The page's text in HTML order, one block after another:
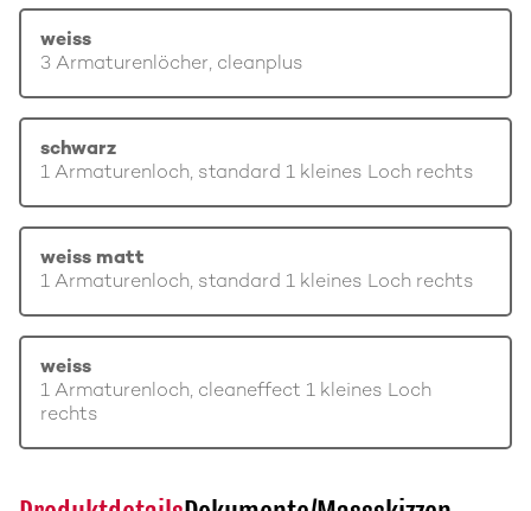
weiss
3 Armaturenlöcher, cleanplus
schwarz
1 Armaturenloch, standard 1 kleines Loch rechts
weiss matt
1 Armaturenloch, standard 1 kleines Loch rechts
weiss
1 Armaturenloch, cleaneffect 1 kleines Loch
rechts